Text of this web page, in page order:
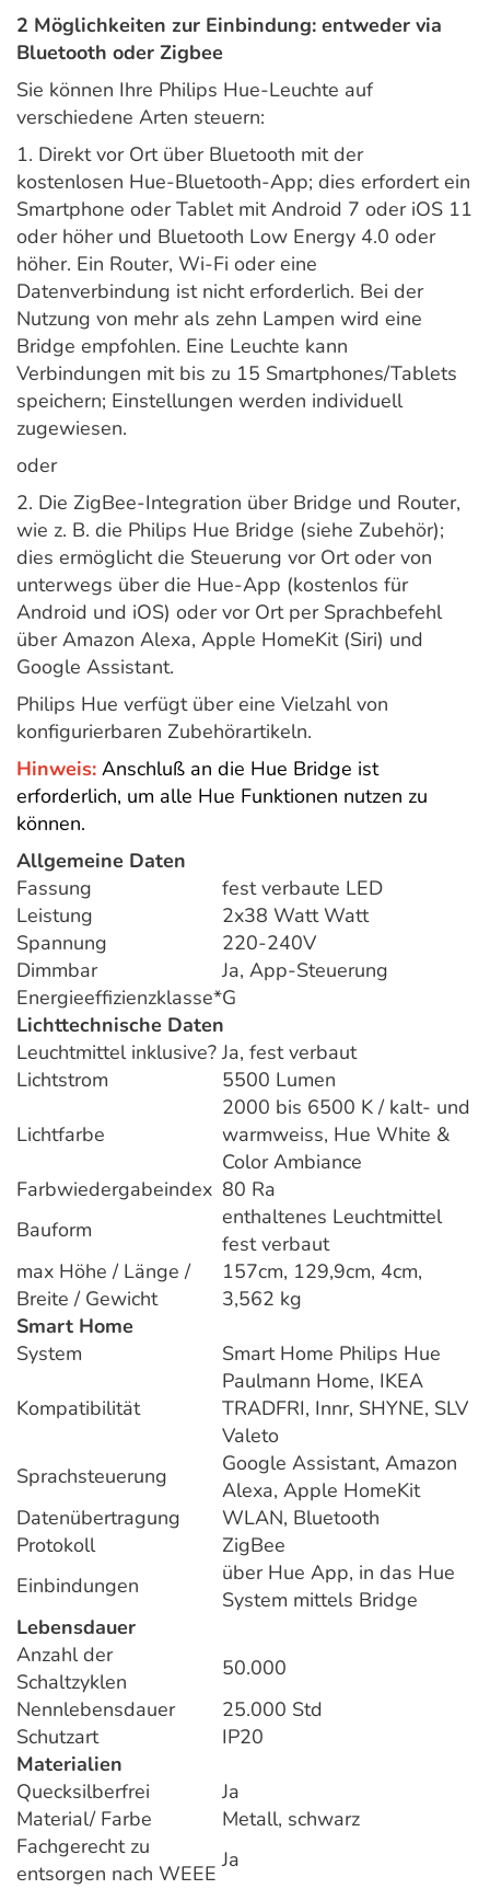
2 Möglichkeiten zur Einbindung: entweder via
Bluetooth oder Zigbee
Sie können Ihre Philips Hue-Leuchte auf
verschiedene Arten steuern:
1. Direkt vor Ort über Bluetooth mit der
kostenlosen Hue-Bluetooth-App; dies erfordert ein
Smartphone oder Tablet mit Android 7 oder iOS 11
oder höher und Bluetooth Low Energy 4.0 oder
höher. Ein Router, Wi-Fi oder eine
Datenverbindung ist nicht erforderlich. Bei der
Nutzung von mehr als zehn Lampen wird eine
Bridge empfohlen. Eine Leuchte kann
Verbindungen mit bis zu 15 Smartphones/Tablets
speichern; Einstellungen werden individuell
zugewiesen.
oder
2. Die ZigBee-Integration über Bridge und Router,
wie z. B. die Philips Hue Bridge (siehe Zubehör);
dies ermöglicht die Steuerung vor Ort oder von
unterwegs über die Hue-App (kostenlos für
Android und iOS) oder vor Ort per Sprachbefehl
über Amazon Alexa, Apple HomeKit (Siri) und
Google Assistant.
Philips Hue verfügt über eine Vielzahl von
konfigurierbaren Zubehörartikeln.
Hinweis: Anschluß an die Hue Bridge ist
erforderlich, um alle Hue Funktionen nutzen zu
können.
Allgemeine Daten
Fassung
fest verbaute LED
Leistung
2x38 Watt Watt
Spannung
220-240V
Dimmbar
Ja, App-Steuerung
Energieeffizienzklasse*G
Lichttechnische Daten
Leuchtmittel inklusive? Ja, fest verbaut
Lichtstrom
5500 Lumen
Lichtfarbe
2000 bis 6500 K / kalt- und
warmweiss, Hue White &
Color Ambiance
Farbwiedergabeindex 80 Ra
Bauform
enthaltenes Leuchtmittel
fest verbaut
max Höhe / Länge /
Breite / Gewicht
157cm, 129,9cm, 4cm,
3,562 kg
Smart Home
System
Smart Home Philips Hue
Kompatibilität
Paulmann Home, IKEA
TRADFRI, Innr, SHYNE, SLV
Valeto
Sprachsteuerung
Google Assistant, Amazon
Alexa, Apple HomeKit
Datenübertragung
WLAN, Bluetooth
Protokoll
ZigBee
Einbindungen
über Hue App, in das Hue
System mittels Bridge
Lebensdauer
Anzahl der
Schaltzyklen
50.000
Nennlebensdauer
25.000 Std
Schutzart
IP20
Materialien
Quecksilberfrei
Ja
Material/ Farbe
Metall, schwarz
Fachgerecht zu
entsorgen nach WEEE
Ja